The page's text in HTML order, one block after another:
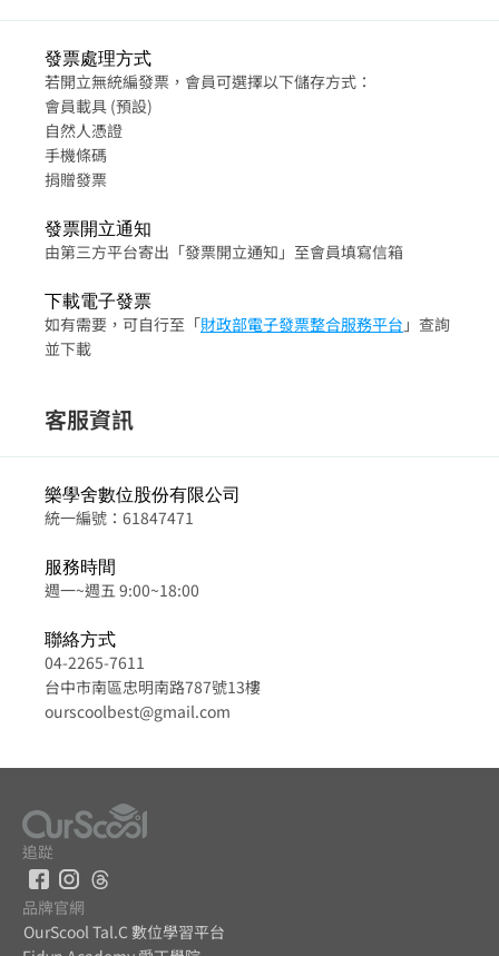
發票處理方式
若開立無統編發票，會員可選擇以下儲存方式：
會員載具 (預設)
自然人憑證
手機條碼
捐贈發票
發票開立通知
由第三方平台寄出「發票開立通知」至會員填寫信箱
下載電子發票
如有需要，可自行至「財政部電子發票整合服務平台 」查詢
並下載
客服資訊
樂學舍數位股份有限公司
統一編號：61847471
服務時間
週一~週五 9:00~18:00
聯絡方式
04-2265-7611
台中市南區忠明南路787號13樓
ourscoolbest@gmail.com
追踨
品牌官網
OurScool Tal.C 數位學習平台